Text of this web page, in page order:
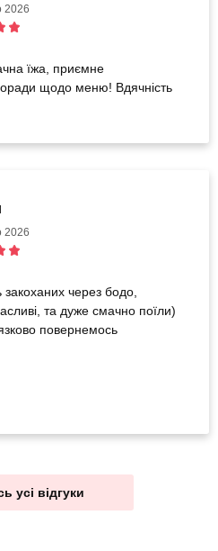
2026
їжа, приємне
щодо меню! Вдячність
2026
через бодо,
та дуже смачно поїли)
повернемось
усі відгуки